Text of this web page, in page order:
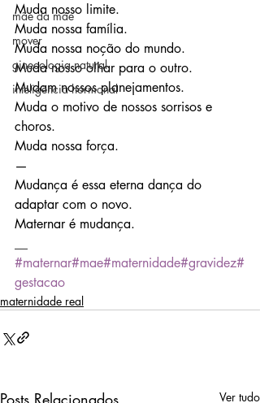
mãe da mãe
mover
ginecologia natural
inteligência hormonal
Muda nosso limite.
Muda nossa família.
Muda nossa noção do mundo.
Muda nosso olhar para o outro.
Mudam nossos planejamentos.
Muda o motivo de nossos sorrisos e
choros.
Muda nossa força.
—
Mudança é essa eterna dança do
adaptar com o novo.
Maternar é mudança.
#maternar#mae#maternidade#gravidez#
gestacao
maternidade real
Posts Relacionados Ver tudo